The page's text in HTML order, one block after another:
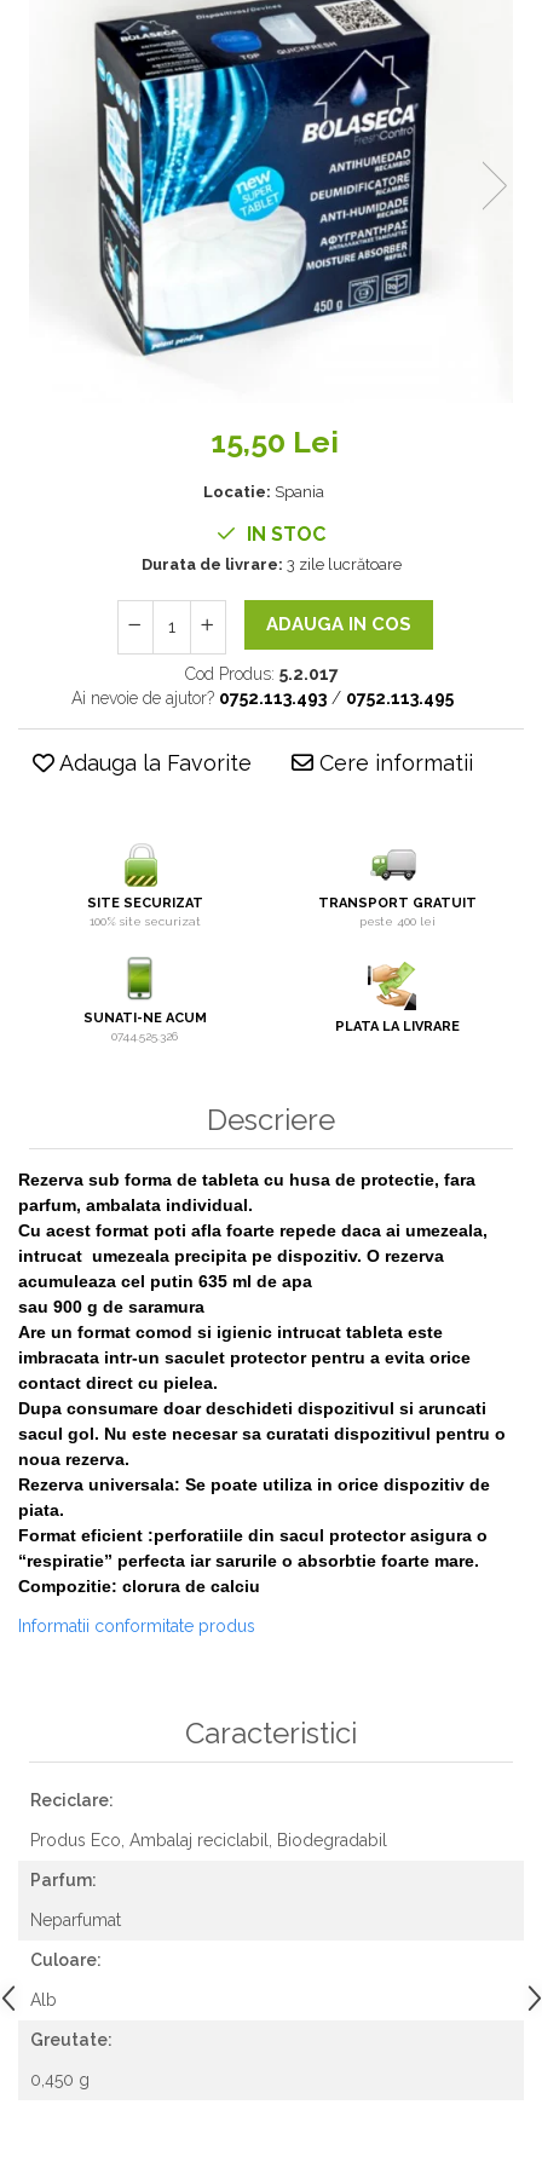
15,50 Lei
Locatie: Spania
IN STOC
Durata de livrare: 3 zile lucrătoare
ADAUGA IN COS
Cod Produs: 5.2.017
Ai nevoie de ajutor? 0752.113.493 / 0752.113.495
Adauga la Favorite Cere informatii
SITE SECURIZAT
100% site securizat
TRANSPORT GRATUIT
peste 400 lei
SUNATI-NE ACUM
0744.525.326
PLATA LA LIVRARE
Descriere
Rezerva sub forma de tableta cu husa de protectie, fara
parfum, ambalata individual.
Cu acest format poti afla foarte repede daca ai umezeala,
intrucat umezeala precipita pe dispozitiv. O rezerva
acumuleaza cel putin 635 ml de apa
sau 900 g de saramura
Are un format comod si igienic intrucat tableta este
imbracata intr-un saculet protector pentru a evita orice
contact direct cu pielea.
Dupa consumare doar deschideti dispozitivul si aruncati
sacul gol. Nu este necesar sa curatati dispozitivul pentru o
noua rezerva.
Rezerva universala: Se poate utiliza in orice dispozitiv de
piata.
Format eficient :perforatiile din sacul protector asigura o
“respiratie” perfecta iar sarurile o absorbtie foarte mare.
Compozitie: clorura de calciu
Informatii conformitate produs
Caracteristici
Reciclare:
Produs Eco, Ambalaj reciclabil, Biodegradabil
Parfum:
Neparfumat
Culoare:
Alb
Greutate:
0,450 g